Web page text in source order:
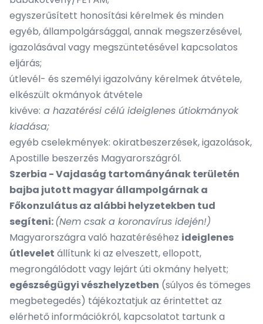
egyszerűsített honosítási kérelmek és minden
egyéb, állampolgársággal, annak megszerzésével,
igazolásával vagy megszüntetésével kapcsolatos
eljárás;
útlevél- és személyi igazolvány kérelmek átvétele,
elkészült okmányok átvétele
kivéve: a hazatérési célú ideiglenes útiokmányok
kiadása;
egyéb cselekmények: okiratbeszerzések, igazolások,
Apostille beszerzés Magyarországról.
Szerbia - Vajdaság tartományának területén
bajba jutott magyar állampolgárnak a
Főkonzulátus az alábbi helyzetekben tud
segíteni:(Nem csak a koronavírus idején!)
Magyarországra való hazatéréséhez ideiglenes
útlevelet állítunk ki az elveszett, ellopott,
megrongálódott vagy lejárt úti okmány helyett;
egészségügyi vészhelyzetben (súlyos és tömeges
megbetegedés) tájékoztatjuk az érintettet az
elérhető információkról, kapcsolatot tartunk a